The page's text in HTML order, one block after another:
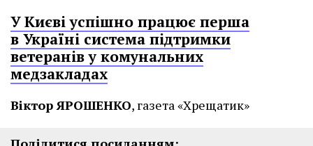
У Києві успішно працює перша
в Україні система підтримки
ветеранів у комунальних
медзакладах
Віктор ЯРОШЕНКО, газета «Хрещатик»